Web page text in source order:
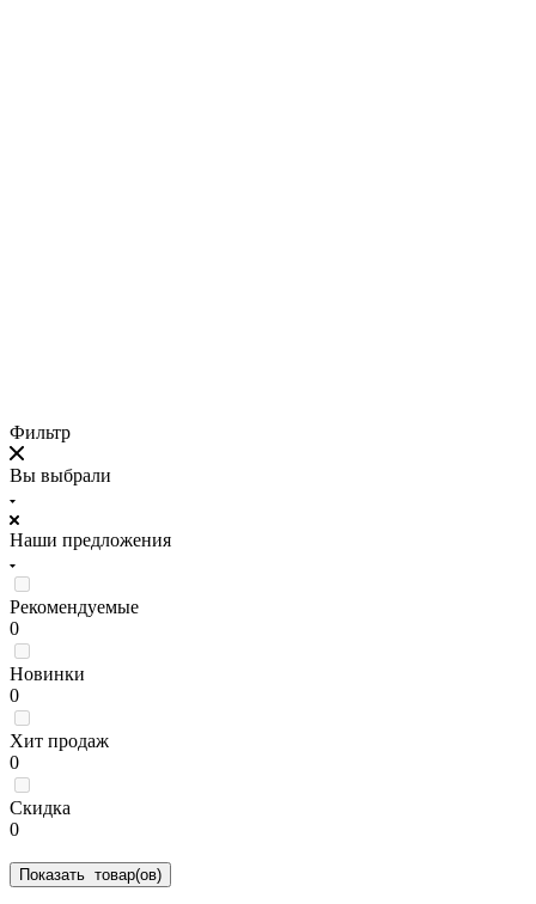
Фильтр
Вы выбрали
Наши предложения
Рекомендуемые
0
Новинки
0
Хит продаж
0
Скидка
0
Показать товар(ов)